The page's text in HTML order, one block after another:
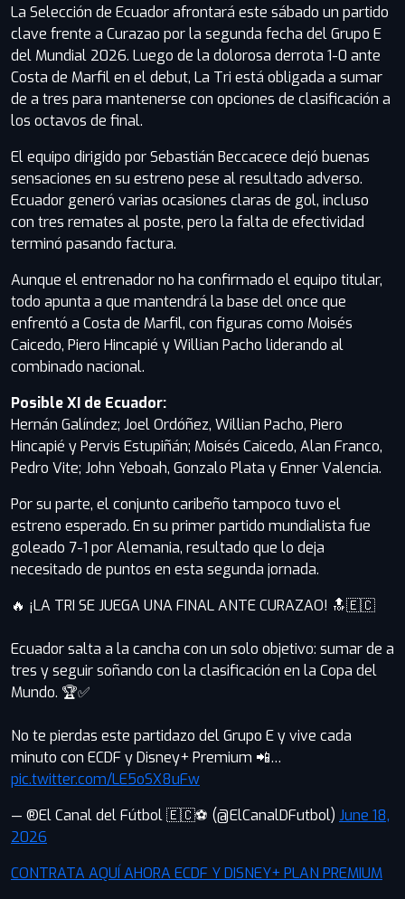
La Selección de Ecuador afrontará este sábado un partido
clave frente a Curazao por la segunda fecha del Grupo E
del Mundial 2026. Luego de la dolorosa derrota 1-0 ante
Costa de Marfil en el debut, La Tri está obligada a sumar
de a tres para mantenerse con opciones de clasificación a
los octavos de final.
El equipo dirigido por Sebastián Beccacece dejó buenas
sensaciones en su estreno pese al resultado adverso.
Ecuador generó varias ocasiones claras de gol, incluso
con tres remates al poste, pero la falta de efectividad
terminó pasando factura.
Aunque el entrenador no ha confirmado el equipo titular,
todo apunta a que mantendrá la base del once que
enfrentó a Costa de Marfil, con figuras como Moisés
Caicedo, Piero Hincapié y Willian Pacho liderando al
combinado nacional.
Posible XI de Ecuador:
Hernán Galíndez; Joel Ordóñez, Willian Pacho, Piero
Hincapié y Pervis Estupiñán; Moisés Caicedo, Alan Franco,
Pedro Vite; John Yeboah, Gonzalo Plata y Enner Valencia.
Por su parte, el conjunto caribeño tampoco tuvo el
estreno esperado. En su primer partido mundialista fue
goleado 7-1 por Alemania, resultado que lo deja
necesitado de puntos en esta segunda jornada.
🔥 ¡LA TRI SE JUEGA UNA FINAL ANTE CURAZAO! 🔝🇪🇨
Ecuador salta a la cancha con un solo objetivo: sumar de a
tres y seguir soñando con la clasificación en la Copa del
Mundo. 🏆✅
No te pierdas este partidazo del Grupo E y vive cada
minuto con ECDF y Disney+ Premium 📲…
pic.twitter.com/LE5oSX8uFw
— ®El Canal del Fútbol 🇪🇨⚽ (@ElCanalDFutbol) June 18,
2026
CONTRATA AQUÍ AHORA ECDF Y DISNEY+ PLAN PREMIUM